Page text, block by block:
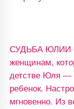
СУДЬБА ЮЛИИ
женщинам,
детстве Юля —
ребенок.
мгновенно. Из